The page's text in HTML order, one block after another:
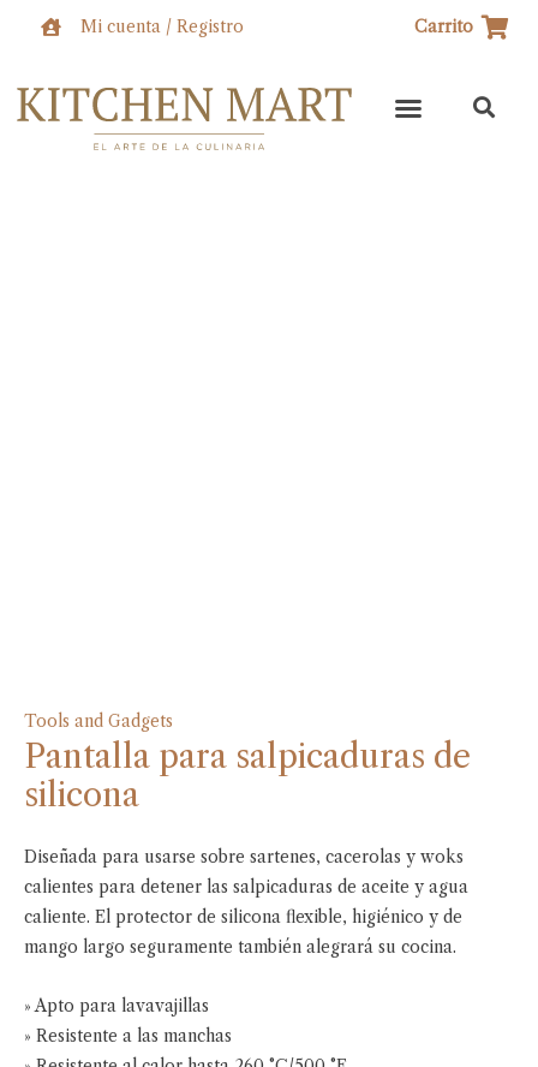
Mi cuenta / Registro Carrito
Tools and Gadgets
Pantalla para salpicaduras de
silicona
Diseñada para usarse sobre sartenes, cacerolas y woks
calientes para detener las salpicaduras de aceite y agua
caliente. El protector de silicona flexible, higiénico y de
mango largo seguramente también alegrará su cocina.
» Apto para lavavajillas
» Resistente a las manchas